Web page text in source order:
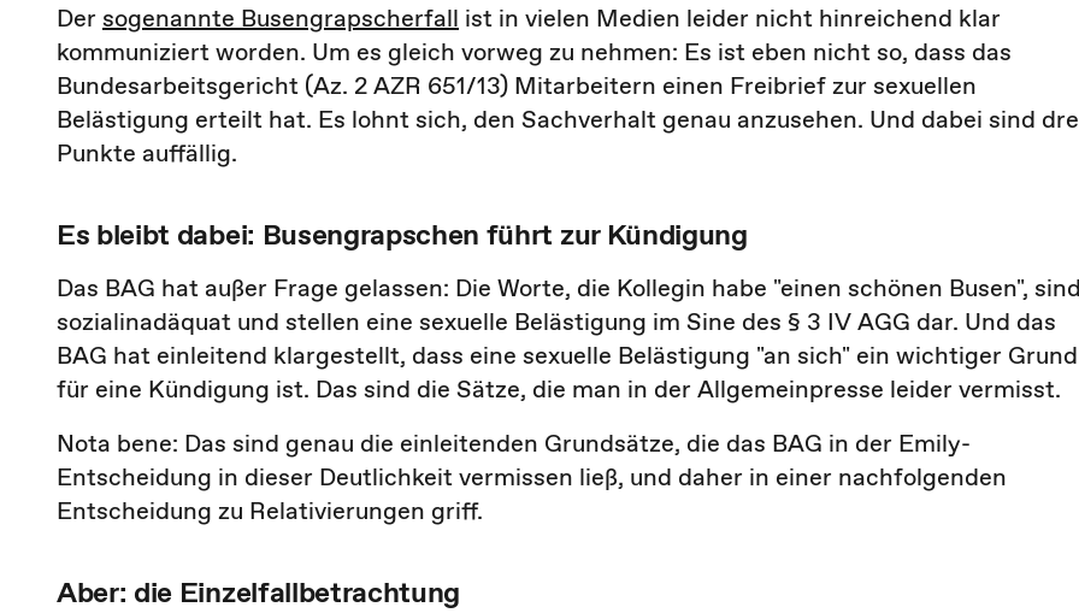
Der sogenannte Busengrapscherfall ist in vielen Medien leider nicht hinreichend klar
kommuniziert worden. Um es gleich vorweg zu nehmen: Es ist eben nicht so, dass das
Bundesarbeitsgericht (Az. 2 AZR 651/13) Mitarbeitern einen Freibrief zur sexuellen
Belästigung erteilt hat. Es lohnt sich, den Sachverhalt genau anzusehen. Und dabei sind
Punkte auffällig.
Es bleibt dabei: Busengrapschen führt zur Kündigung
Das BAG hat außer Frage gelassen: Die Worte, die Kollegin habe "einen schönen Busen", sind
sozialinadäquat und stellen eine sexuelle Belästigung im Sine des § 3 IV AGG dar. Und das
BAG hat einleitend klargestellt, dass eine sexuelle Belästigung "an sich" ein wichtiger Grund
für eine Kündigung ist. Das sind die Sätze, die man in der Allgemeinpresse leider vermisst.
Nota bene: Das sind genau die einleitenden Grundsätze, die das BAG in der Emily-
Entscheidung in dieser Deutlichkeit vermissen ließ, und daher in einer nachfolgenden
Entscheidung zu Relativierungen griff.
Aber: die Einzelfallbetrachtung